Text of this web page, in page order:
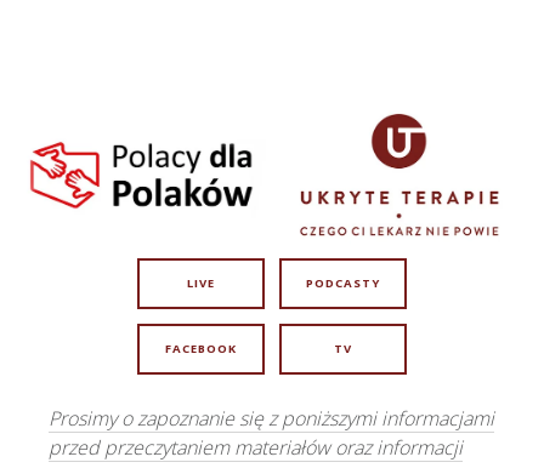
LIVE PODCASTY
FACEBOOK TV
Prosimy o zapoznanie się z poniższymi informacjami
przed przeczytaniem materiałów oraz informacji